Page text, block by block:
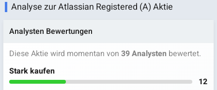
Analyse zur Atlassian Registered (A) Aktie
Analysten Bewertungen
Diese Aktie wird momentan von 39 Analysten bewertet.
Stark kaufen
12